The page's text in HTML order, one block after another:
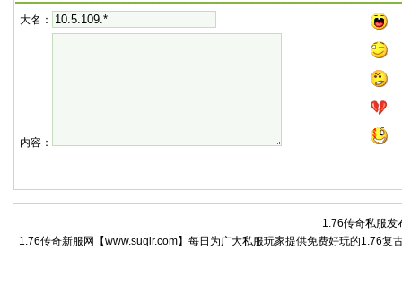
大名：
内容：
1.76传奇私服发
1.76传奇新服网【www.suqir.com】每日为广大私服玩家提供免费好玩的1.76